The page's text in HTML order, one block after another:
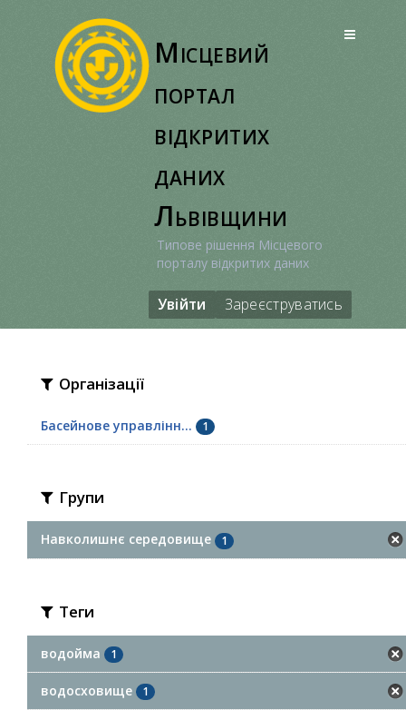
Місцевий
портал
відкритих
даних
Львівщини
Типове рішення Місцевого
порталу відкритих даних
Увійти Зареєструватись
Організації
Басейнове управлінн... 1
Групи
Навколишнє середовище 1
Теги
водойма 1
водосховище 1